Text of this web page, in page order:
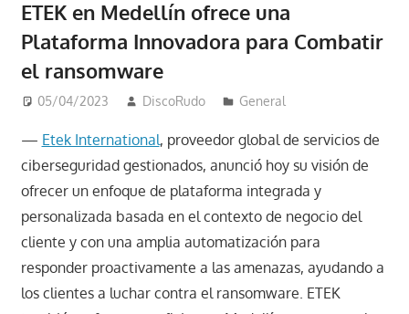
ETEK en Medellín ofrece una
Plataforma Innovadora para Combatir
el ransomware
05/04/2023 DiscoRudo General
— Etek International, proveedor global de servicios de
ciberseguridad gestionados, anunció hoy su visión de
ofrecer un enfoque de plataforma integrada y
personalizada basada en el contexto de negocio del
cliente y con una amplia automatización para
responder proactivamente a las amenazas, ayudando a
los clientes a luchar contra el ransomware. ETEK